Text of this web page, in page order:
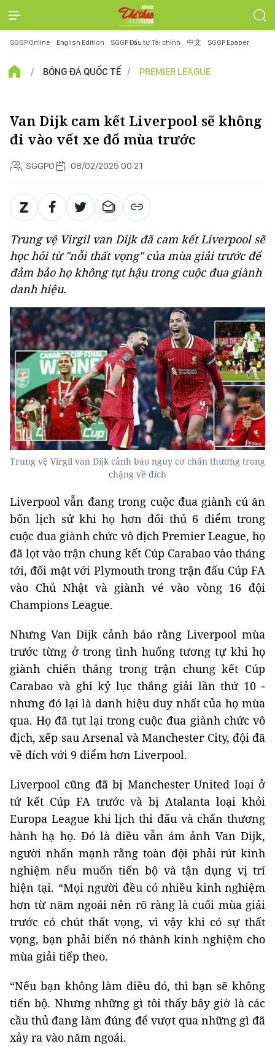
SGGP Online English Edition SGGP Đầu tư Tài chính 中文 SGGP Epaper
BÓNG ĐÁ QUỐC TẾ PREMIER LEAGUE
Van Dijk cam kết Liverpool sẽ không
đi vào vết xe đổ mùa trước
SGGPO 08/02/2025 00:21
Trung vệ Virgil van Dijk đã cam kết Liverpool sẽ
học hỏi từ "nỗi thất vọng" của mùa giải trước để
đảm bảo họ không tụt hậu trong cuộc đua giành
danh hiệu.
Trung vệ Virgil van Dijk cảnh báo nguy cơ chấn thương trong
chặng về đích
Liverpool vẫn đang trong cuộc đua giành cú ăn
bốn lịch sử khi họ hơn đối thủ 6 điểm trong
cuộc đua giành chức vô địch Premier League, họ
đã lọt vào trận chung kết Cúp Carabao vào tháng
tới, đối mặt với Plymouth trong trận đấu Cúp FA
vào Chủ Nhật và giành vé vào vòng 16 đội
Champions League.
Nhưng Van Dijk cảnh báo rằng Liverpool mùa
trước từng ở trong tình huống tương tự khi họ
giành chiến thắng trong trận chung kết Cúp
Carabao và ghi kỷ lục thắng giải lần thứ 10 -
nhưng đó lại là danh hiệu duy nhất của họ mùa
qua. Họ đã tụt lại trong cuộc đua giành chức vô
địch, xếp sau Arsenal và Manchester City, đội đã
về đích với 9 điểm hơn Liverpool.
Liverpool cũng đã bị Manchester United loại ở
tứ kết Cúp FA trước và bị Atalanta loại khỏi
Europa League khi lịch thi đấu và chấn thương
hành hạ họ. Đó là điều vẫn ám ảnh Van Dijk,
người nhấn mạnh rằng toàn đội phải rút kinh
nghiệm nếu muốn tiến bộ và tận dụng vị trí
hiện tại. “Mọi người đều có nhiều kinh nghiệm
hơn từ năm ngoái nên rõ ràng là cuối mùa giải
trước có chút thất vọng, vì vậy khi có sự thất
vọng, bạn phải biến nó thành kinh nghiệm cho
mùa giải tiếp theo.
“Nếu bạn không làm điều đó, thì bạn sẽ không
tiến bộ. Nhưng những gì tôi thấy bây giờ là các
cầu thủ đang làm đúng để vượt qua những gì đã
xảy ra vào năm ngoái.